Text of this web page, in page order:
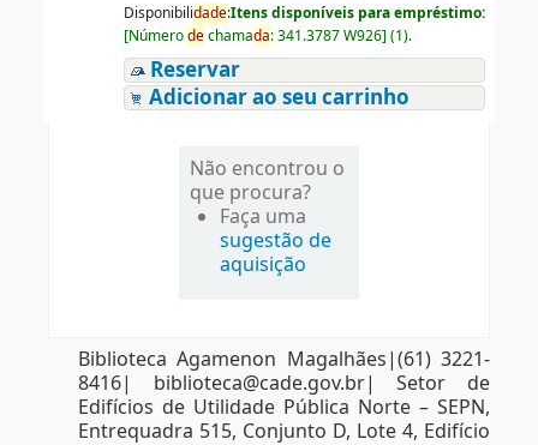
Disponibilidade:Itens disponíveis para empréstimo:
[Númerodechamada:341.3787 W926] (1).
Reservar
Adicionar ao seu carrinho
Não encontrou o
que procura?
Faça uma
sugestão de
aquisição
Biblioteca Agamenon Magalhães|(61) 3221-
8416| biblioteca@cade.gov.br| Setor de
Edifícios de Utilidade Pública Norte – SEPN,
Entrequadra 515, Conjunto D, Lote 4, Edifício